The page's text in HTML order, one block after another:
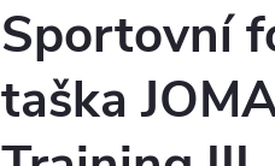
Sportovní
taška